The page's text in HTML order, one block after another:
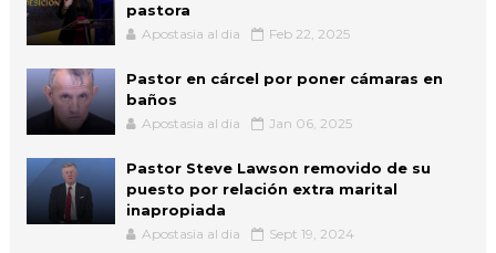
pastora
Apostasia al dia Feb 22, 2025
Pastor en cárcel por poner cámaras en
baños
Apostasia al dia Jan 06, 2025
Pastor Steve Lawson removido de su
puesto por relación extra marital
inapropiada
Apostasia al dia Sept 19, 2024